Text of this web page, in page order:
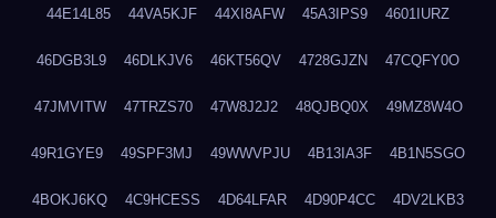
44E14L85 44VA5KJF 44XI8AFW 45A3IPS9 4601IURZ
46DGB3L9 46DLKJV6 46KT56QV 4728GJZN 47CQFY0O
47JMVITW 47TRZS70 47W8J2J2 48QJBQ0X 49MZ8W4O
49R1GYE9 49SPF3MJ 49WWVPJU 4B13IA3F 4B1N5SGO
4BOKJ6KQ 4C9HCESS 4D64LFAR 4D90P4CC 4DV2LKB3